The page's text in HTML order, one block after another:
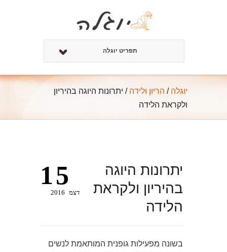
תפריט יוגלה
יוגלה / הריון ולידה / יתרונות היוגה בהיריון
ולקראת הלידה
יתרונות היוגה
בהיריון ולקראת
הלידה
15
דצמ 2016
בשונה מפעילות גופנית המותאמת לנשים